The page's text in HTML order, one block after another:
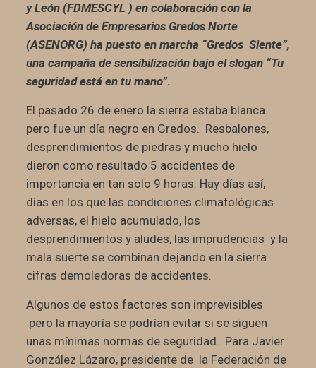
y León (FDMESCYL ) en colaboración con la
Asociación de Empresarios Gredos Norte
(ASENORG) ha puesto en marcha “Gredos Siente”,
una campaña de sensibilización bajo el slogan “Tu
seguridad está en tu mano”.
El pasado 26 de enero la sierra estaba blanca
pero fue un día negro en Gredos. Resbalones,
desprendimientos de piedras y mucho hielo
dieron como resultado 5 accidentes de
importancia en tan solo 9 horas. Hay días así,
días en los que las condiciones climatológicas
adversas, el hielo acumulado, los
desprendimientos y aludes, las imprudencias y la
mala suerte se combinan dejando en la sierra
cifras demoledoras de accidentes.
Algunos de estos factores son imprevisibles
pero la mayoría se podrían evitar si se siguen
unas mínimas normas de seguridad. Para Javier
González Lázaro, presidente de la Federación de